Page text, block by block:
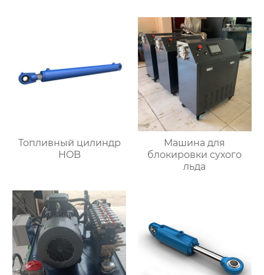
Топливный цилиндр
HOB
Машина для
блокировки сухого
льда